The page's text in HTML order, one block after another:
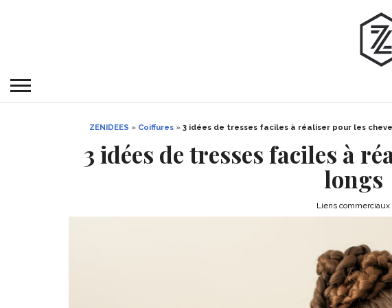
ZENIDEES » Coiffures » 3 idées de tresses faciles à réaliser pour les
3 idées de tresses faciles à
longs
Liens commerciaux